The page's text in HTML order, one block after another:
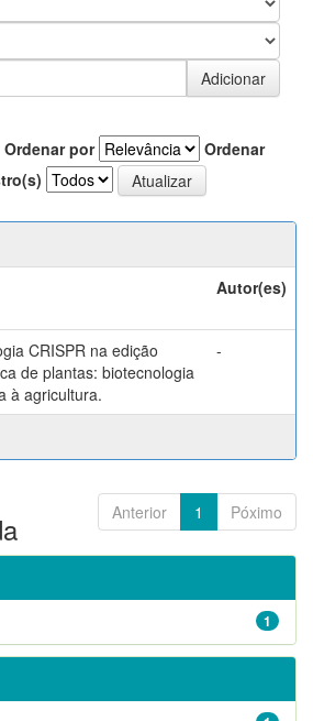
Ordenar por
Ordenar
Autor(es)
CRISPR na edição
de plantas: biotecnologia
à agricultura.
-
Anterior 1 Póximo
1